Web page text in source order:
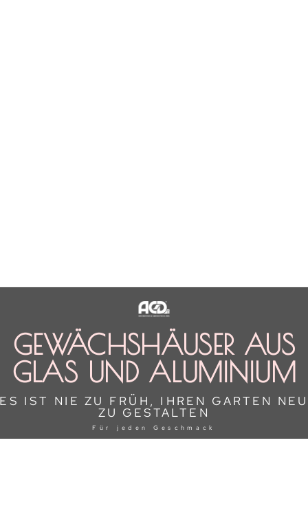
GEWÄCHSHÄUSER AUS
GLAS UND ALUMINIUM
ES IST NIE ZU FRÜH, IHREN GARTEN NEU
ZU GESTALTEN
Für jeden Geschmack